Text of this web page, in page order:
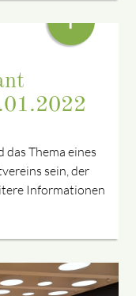
das Thema eines
sein, der
Informationen
+